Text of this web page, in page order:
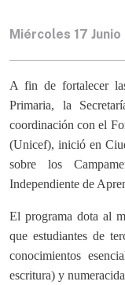
Miércoles 17
A fin de fortalecer
Primaria, la
coordinación con el
(Unicef), inició en
sobre los
Independiente de
El programa dota al
que estudiantes de
conocimientos
escritura) y